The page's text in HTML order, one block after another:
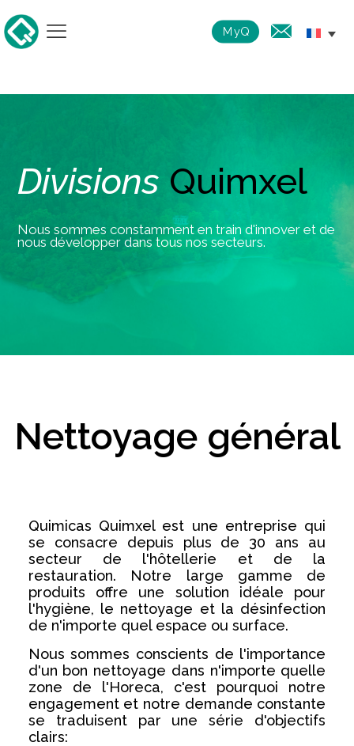
MyQ
Divisions Quimxel
Nous sommes constamment en train d'innover et de
nous développer dans tous nos secteurs.
Nettoyage général
Quimicas Quimxel est une entreprise qui
se consacre depuis plus de 30 ans au
secteur de l'hôtellerie et de la
restauration. Notre large gamme de
produits offre une solution idéale pour
l'hygiène, le nettoyage et la désinfection
de n'importe quel espace ou surface.
Nous sommes conscients de l'importance
d'un bon nettoyage dans n'importe quelle
zone de l'Horeca, c'est pourquoi notre
engagement et notre demande constante
se traduisent par une série d'objectifs
clairs: